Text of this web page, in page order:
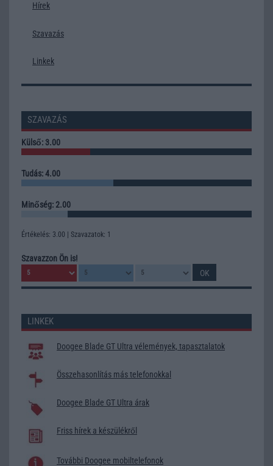
Hírek
Szavazás
Linkek
SZAVAZÁS
Külső: 3.00
Tudás: 4.00
Minőség: 2.00
Értékelés: 3.00 | Szavazatok: 1
Szavazzon Ön is!
LINKEK
Doogee Blade GT Ultra vélemények, tapasztalatok
Összehasonlítás más telefonokkal
Doogee Blade GT Ultra árak
Friss hírek a készülékről
További Doogee mobiltelefonok